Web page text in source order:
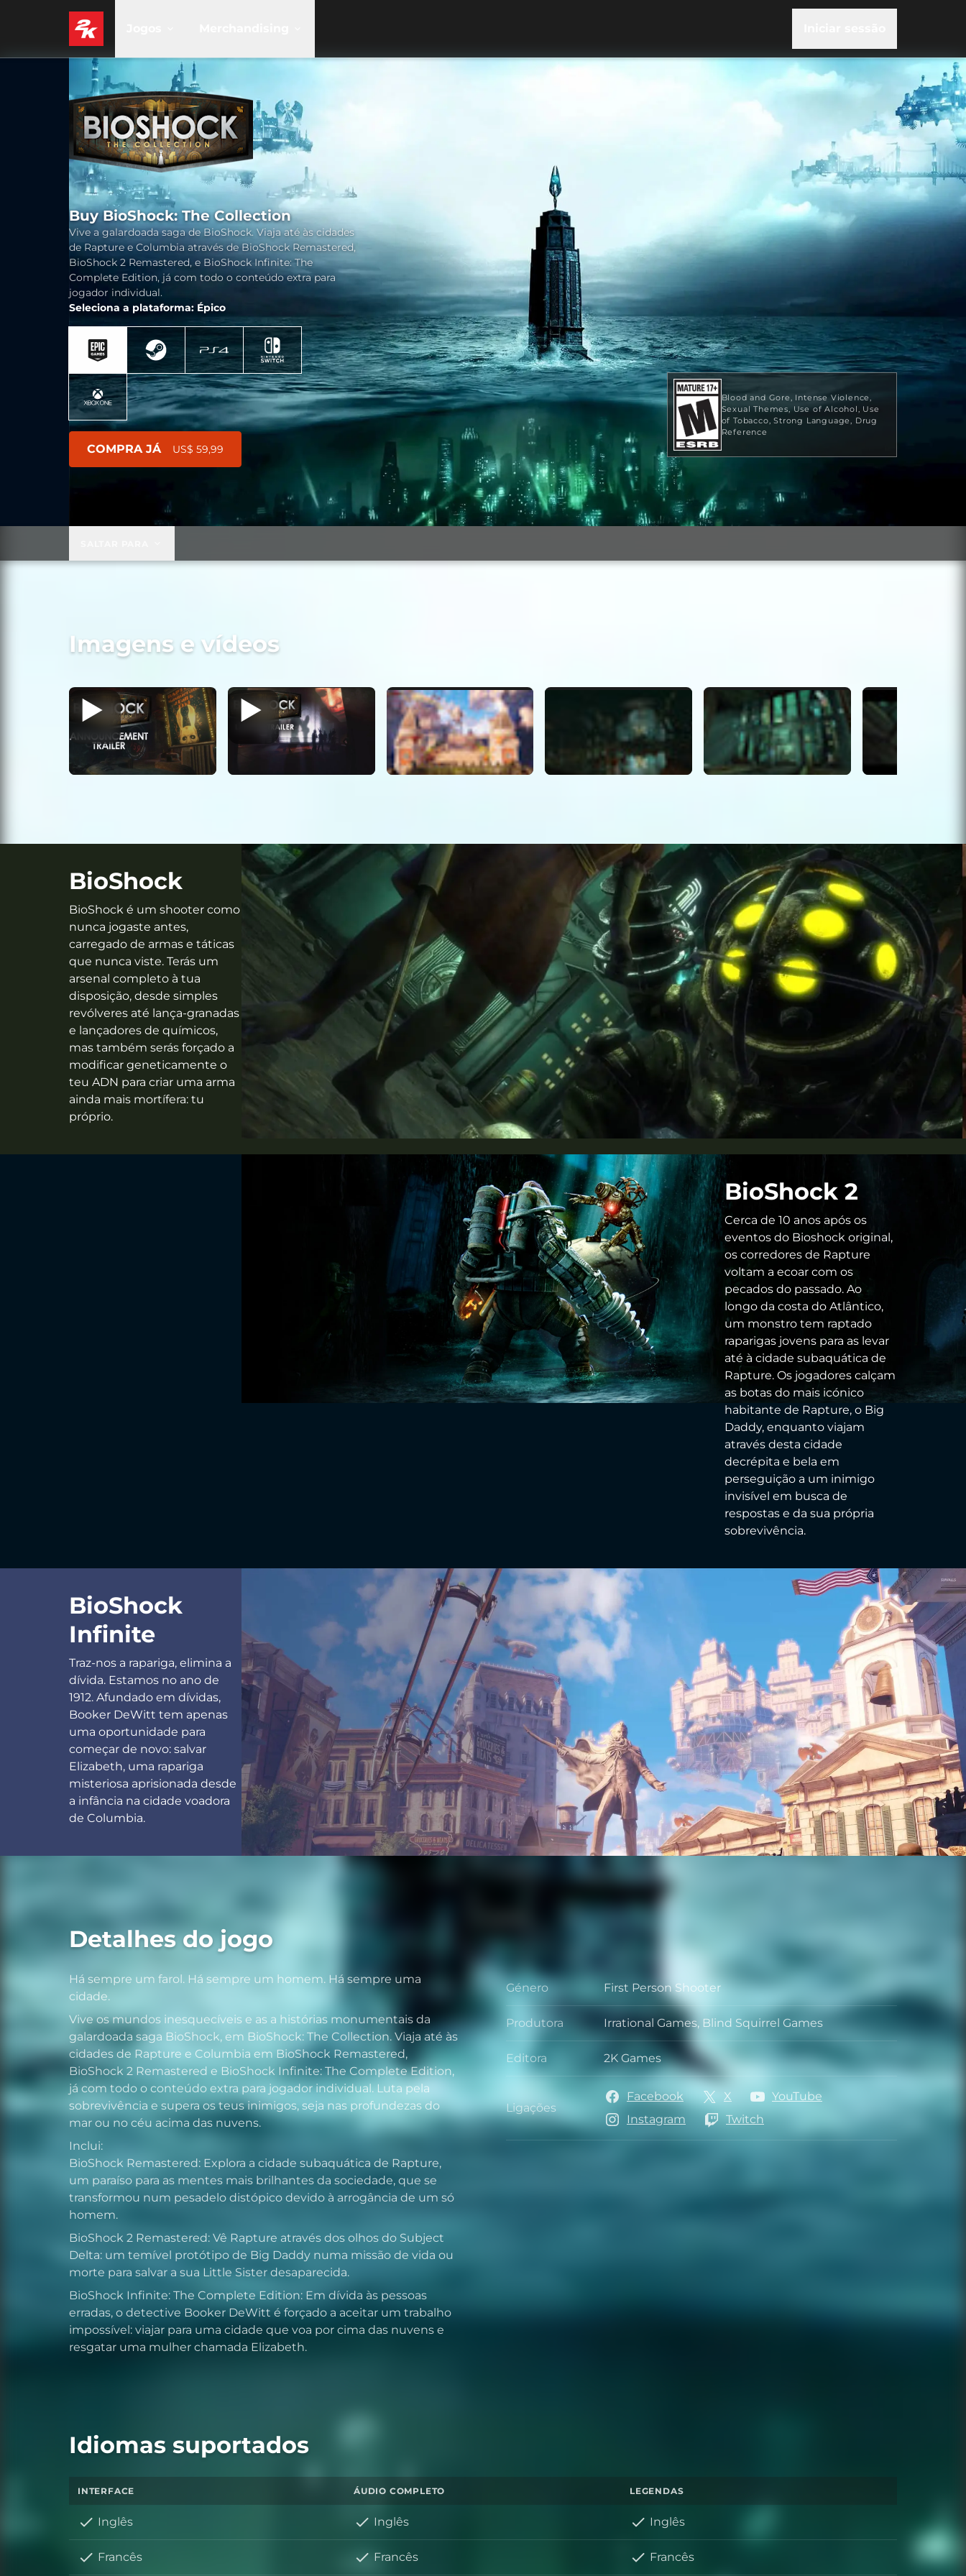
Blood and Gore
Intense Violence
Sexual Themes
Use of Alcohol
Use
of Tobacco Strong Language Drug
Reference
Buy BioShock: The Collection
Vive a galardoada saga de BioShock. Viaja até às cidades
de Rapture e Columbia através de BioShock Remastered,
BioShock 2 Remastered, e BioShock Infinite: The
Complete Edition, já com todo o conteúdo extra para
jogador individual.
Seleciona a plataforma: Épico
COMPRA JÁ US$ 59,99
Imagens e vídeos
BioShock
BioShock é um shooter como
nunca jogaste antes,
carregado de armas e táticas
que nunca viste. Terás um
arsenal completo à tua
disposição, desde simples
revólveres até lança-granadas
e lançadores de químicos,
mas também serás forçado a
modificar geneticamente o
teu ADN para criar uma arma
ainda mais mortífera: tu
próprio.
BioShock 2
Cerca de 10 anos após os
eventos do Bioshock original,
os corredores de Rapture
voltam a ecoar com os
pecados do passado. Ao
longo da costa do Atlântico,
um monstro tem raptado
raparigas jovens para as levar
até à cidade subaquática de
Rapture. Os jogadores calçam
as botas do mais icónico
habitante de Rapture, o Big
Daddy, enquanto viajam
através desta cidade
decrépita e bela em
perseguição a um inimigo
invisível em busca de
respostas e da sua própria
sobrevivência.
BioShock
Infinite
Traz-nos a rapariga, elimina a
dívida. Estamos no ano de
1912. Afundado em dívidas,
Booker DeWitt tem apenas
uma oportunidade para
começar de novo: salvar
Elizabeth, uma rapariga
misteriosa aprisionada desde
a infância na cidade voadora
de Columbia.
Detalhes do jogo
Há sempre um farol. Há sempre um homem. Há sempre uma
cidade.
Vive os mundos inesquecíveis e as a histórias monumentais da
galardoada saga BioShock, em BioShock: The Collection. Viaja até às
cidades de Rapture e Columbia em BioShock Remastered,
BioShock 2 Remastered e BioShock Infinite: The Complete Edition,
já com todo o conteúdo extra para jogador individual. Luta pela
sobrevivência e supera os teus inimigos, seja nas profundezas do
mar ou no céu acima das nuvens.
Inclui:
BioShock Remastered: Explora a cidade subaquática de Rapture,
um paraíso para as mentes mais brilhantes da sociedade, que se
transformou num pesadelo distópico devido à arrogância de um só
homem.
BioShock 2 Remastered: Vê Rapture através dos olhos do Subject
Delta: um temível protótipo de Big Daddy numa missão de vida ou
morte para salvar a sua Little Sister desaparecida.
BioShock Infinite: The Complete Edition: Em dívida às pessoas
erradas, o detective Booker DeWitt é forçado a aceitar um trabalho
impossível: viajar para uma cidade que voa por cima das nuvens e
resgatar uma mulher chamada Elizabeth.
Género
Género
First Person Shooter
Produtora
Produtora
Irrational Games, Blind Squirrel Games
Editora
Editora
2K Games
Ligações
Ligações
Facebook X
YouTube
Instagram
Twitch
Idiomas suportados
INTERFACE ÁUDIO COMPLETO LEGENDAS
Inglês Inglês Inglês
Francês Francês Francês